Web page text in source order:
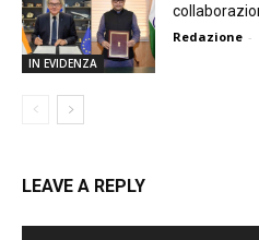
IN EVIDENZA
Redazione -
LEAVE A REPLY